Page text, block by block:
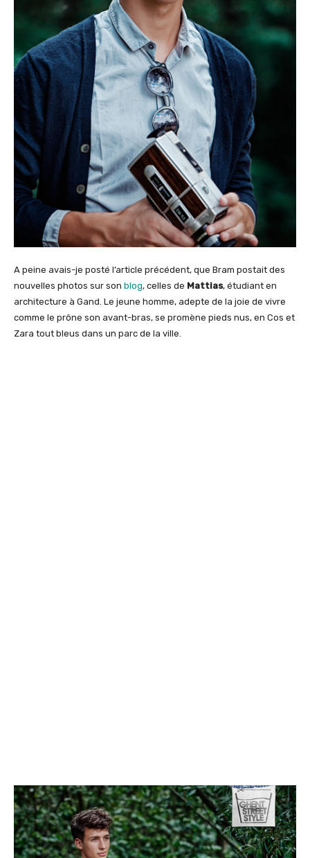
A peine avais-je posté l’article précédent, que Bram postait des
nouvelles photos sur son blog, celles de Mattias, étudiant en
architecture à Gand. Le jeune homme, adepte de la joie de vivre
comme le prône son avant-bras, se promène pieds nus, en Cos et
Zara tout bleus dans un parc de la ville.